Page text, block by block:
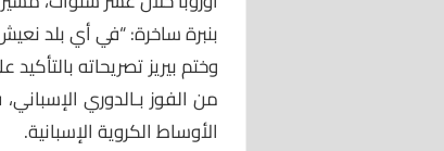
بنبرة ساخرة: “في أي بلد
وختم بيريز تصريحاته
من الفوز بـالدوري
الأوساط الكروية الإسبانية.